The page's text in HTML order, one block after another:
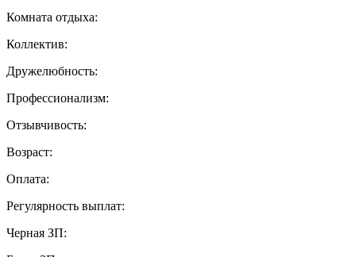
Комната отдыха:
Коллектив:
Дружелюбность:
Профессионализм:
Отзывчивость:
Возраст:
Оплата:
Регулярность выплат:
Черная ЗП: